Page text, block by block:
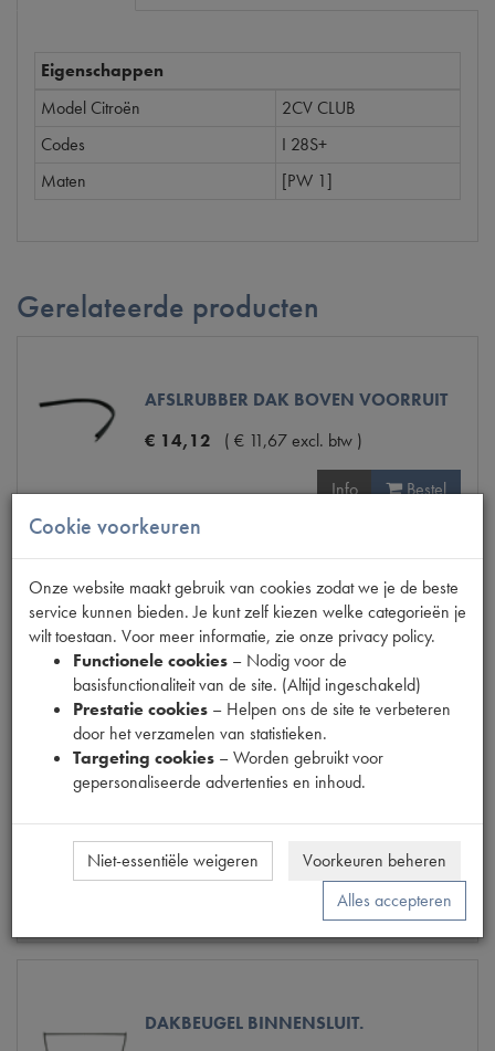
Eigenschappen
Model Citroën
2CV CLUB
Codes
I 28S+
Maten
[PW 1]
Gerelateerde producten
AFSLRUBBER DAK BOVEN VOORRUIT
€ 14,12 ( € 11,67excl. btw )
Info Bestel
ALU STRIP AFSLRUBBER DAK 897MM
€ 22,18 (€18, 33 excl. btw)
Info Bestel
€ 3,57 (€2,95 excl. btw)
Info Bestel
DAKBEUGEL BINNENSLUIT.
Cookie voorkeuren
Onze website maakt gebruik van cookies zodat we je de beste
service kunnen bieden. Je kunt zelf kiezen welke categorieën je
wilt toestaan. Voor meer informatie, zie onze privacy policy.
Functionele cookies – Nodig voor de
basisfunctionaliteit van de site. (Altijd ingeschakeld)
Prestatie cookies – Helpen ons de site te verbeteren
door het verzamelen van statistieken.
Targeting cookies – Worden gebruikt voor
gepersonaliseerde advertenties en inhoud.
Niet-essentiële weigeren
Voorkeuren beheren
Alles accepteren